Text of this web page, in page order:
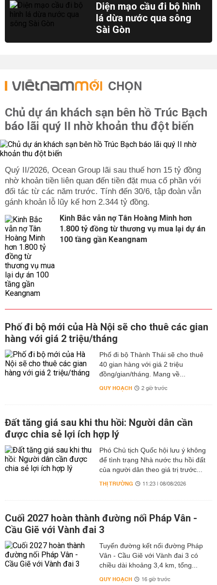
Diện mạo cầu đi bộ hình
lá dừa nước qua sông
Sài Gòn
CHỌN
Chủ dự án khách sạn bên hồ Trúc Bạch
báo lãi quý II nhờ khoản thu đột biến
Quý II/2026, Ocean Group lãi sau thuế hơn 15 tỷ đồng
nhờ khoản tiền liên quan đến tiền đặt mua cổ phần với
đối tác từ các năm trước. Tính đến 30/6, tập đoàn vẫn
gánh khoản lỗ lũy kế hơn 2.344 tỷ đồng.
Kinh Bắc vẫn nợ Tân Hoàng Minh hơn
1.800 tỷ đồng từ thương vụ mua lại dự án
100 tầng gần Keangnam
Phố đi bộ mới của Hà Nội sẽ cho thuê các gian
hàng với giá 2 triệu/tháng
Phố đi bộ Thành Thái sẽ cho thuê
40 gian hàng với giá 2 triệu
đồng/gian/tháng. Mang về...
QUY HOẠCH 2 giờ trước
Đất tăng giá sau khi thu hồi: Người dân cần
được chia sẻ lợi ích hợp lý
Phó Chủ tịch Quốc hội lưu ý không
để tình trạng Nhà nước thu hồi đất
của người dân theo giá trị trước...
THỊ TRƯỜNG 11:23 | 08/08/2026
Cuối 2027 hoàn thành đường nối Pháp Vân -
Cầu Giẽ với Vành đai 3
Tuyến đường kết nối đường Pháp
Vân - Cầu Giẽ với Vành đai 3 có
chiều dài khoảng 3,4 km, tổng...
QUY HOẠCH 16 giờ trước